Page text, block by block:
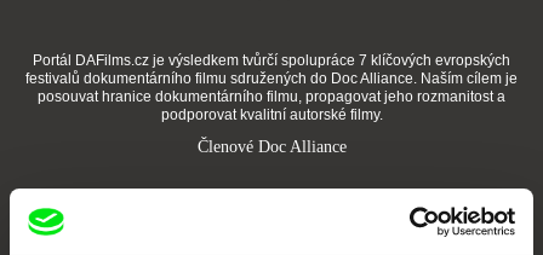
Portál DAFilms.cz je výsledkem tvůrčí spolupráce 7 klíčových evropských
festivalů dokumentárního filmu sdružených do Doc Alliance. Naším cílem je
posouvat hranice dokumentárního filmu, propagovat jeho rozmanitost a
podporovat kvalitní autorské filmy.
Členové Doc Alliance